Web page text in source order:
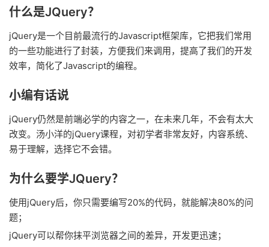
什么是JQuery？
jQuery是一个目前最流行的Javascript框架库，它把我们常用
的一些功能进行了封装，方便我们来调用，提高了我们的开发
效率，简化了Javascript的编程。
小编有话说
jQuery仍然是前端必学的内容之一，在未来几年，不会有太大
改变。汤小洋的jQuery课程，对初学者非常友好，内容系统、
易于理解，选择它不会错。
为什么要学JQuery？
使用jQuery后，你只需要编写20%的代码，就能解决80%的问
题；
jQuery可以帮你抹平浏览器之间的差异，开发更迅速；